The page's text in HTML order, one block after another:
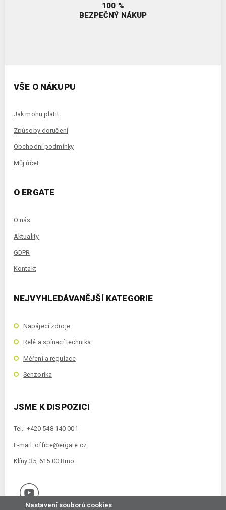
100 %
BEZPEČNÝ NÁKUP
VŠE O NÁKUPU
Jak mohu platit
Způsoby doručení
Obchodní podmínky
Můj účet
O ERGATE
O nás
Aktuality
GDPR
Kontakt
NEJVYHLEDÁVANĚJŠÍ KATEGORIE
Napájecí zdroje
Relé a spínací technika
Měření a regulace
Senzorika
JSME K DISPOZICI
Tel.: +420 548 140 001
E-mail: office@ergate.cz
Klíny 35, 615 00 Brno
Nastavení souborů cookies